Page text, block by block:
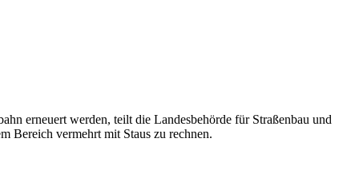
erneuert werden, teilt die Landesbehörde für Straßenbau und
Bereich vermehrt mit Staus zu rechnen.